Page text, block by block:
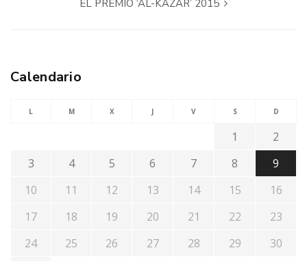
EL PREMIO ‘AL-KÁZAR’ 2015
Calendario
L M X J V S D
1
2
3
4 5 6 7 8
9
10
11 12 13 14 15
16
17
18 19 20 21 22
23
24
25 26 27 28 29
30